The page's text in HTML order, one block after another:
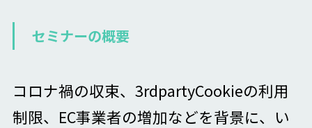
セミナーの概要
コロナ禍の収束、3rdpartyCookieの利用
制限、EC事業者の増加などを背景に、い